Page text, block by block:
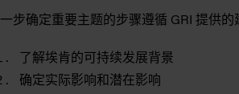
步确定重要主题的步骤遵循 GRI 提供的
了解埃肯的可持续发展背景
确定实际影响和潜在影响